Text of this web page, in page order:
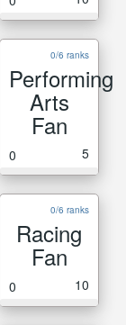
0/6 ranks
Performing
Arts
Fan
0 5
0/6 ranks
Racing
Fan
0 10